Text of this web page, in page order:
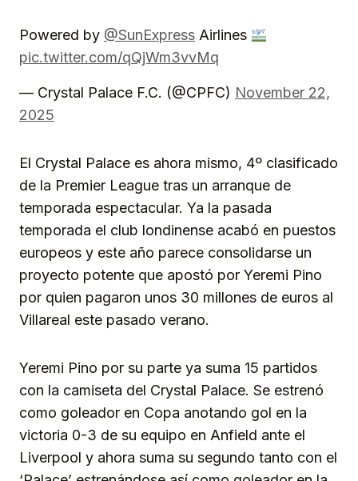
Powered by @SunExpress Airlines
pic.twitter.com/qQjWm3vvMq
— Crystal Palace F.C. (@CPFC) November 22,
2025
El Crystal Palace es ahora mismo, 4º clasificado
de la Premier League tras un arranque de
temporada espectacular. Ya la pasada
temporada el club londinense acabó en puestos
europeos y este año parece consolidarse un
proyecto potente que apostó por Yeremi Pino
por quien pagaron unos 30 millones de euros al
Villareal este pasado verano.
Yeremi Pino por su parte ya suma 15 partidos
con la camiseta del Crystal Palace. Se estrenó
como goleador en Copa anotando gol en la
victoria 0-3 de su equipo en Anfield ante el
Liverpool y ahora suma su segundo tanto con el